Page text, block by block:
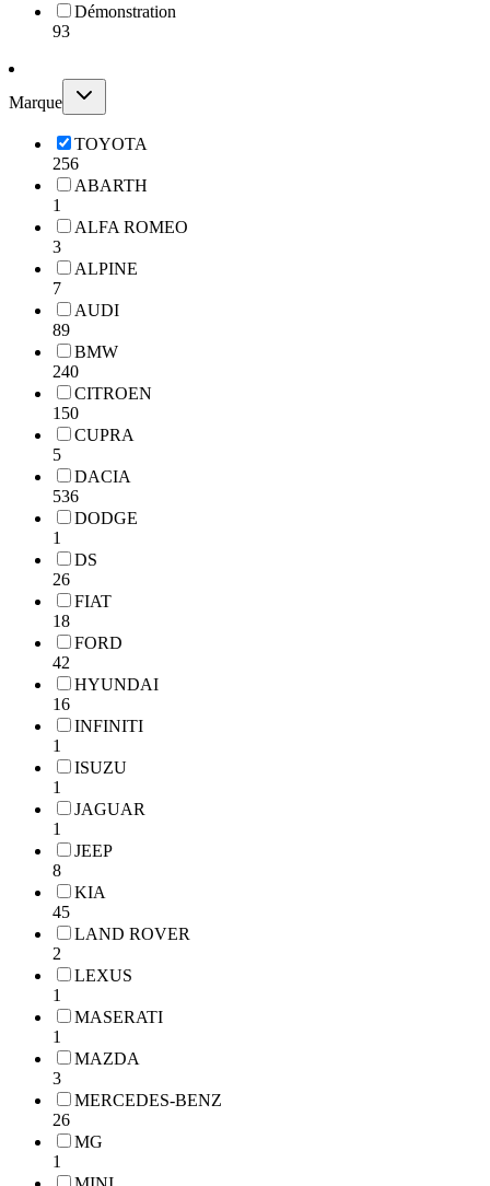
Démonstration
93
Marque
TOYOTA
256
ABARTH
1
ALFA ROMEO
3
ALPINE
7
AUDI
89
BMW
240
CITROEN
150
CUPRA
5
DACIA
536
DODGE
1
DS
26
FIAT
18
FORD
42
HYUNDAI
16
INFINITI
1
ISUZU
1
JAGUAR
1
JEEP
8
KIA
45
LAND ROVER
2
LEXUS
1
MASERATI
1
MAZDA
3
MERCEDES-BENZ
26
MG
1